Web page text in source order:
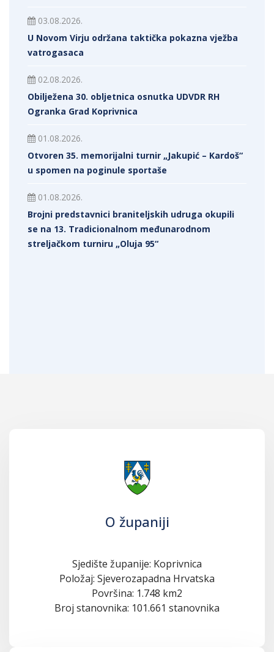
03.08.2026.
U Novom Virju održana taktička pokazna vježba
vatrogasaca
02.08.2026.
Obilježena 30. obljetnica osnutka UDVDR RH
Ogranka Grad Koprivnica
01.08.2026.
Otvoren 35. memorijalni turnir „Jakupić – Kardoš“
u spomen na poginule sportaše
01.08.2026.
Brojni predstavnici braniteljskih udruga okupili
se na 13. Tradicionalnom međunarodnom
streljačkom turniru „Oluja 95“
O županiji
Sjedište županije: Koprivnica
Položaj: Sjeverozapadna Hrvatska
Površina: 1.748 km2
Broj stanovnika: 101.661 stanovnika